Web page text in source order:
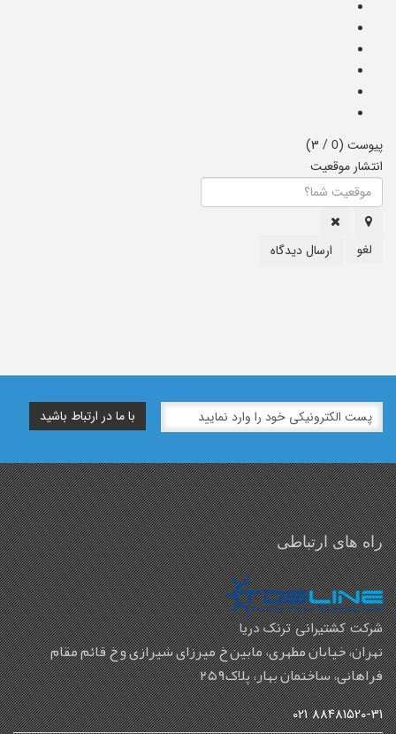
پیوست (0
/ 3)
انتشار موقعیت
لغو ارسال دیدگاه
راه های ارتباطی
شرکت کشتیرانی ترنک دریا
تهران، خیابان مطهری، مابین خ میرزای شیرازی و خ قائم مقام
فراهانی، ساختمان بهار، پلاک۲۵۹
88481520-31 021